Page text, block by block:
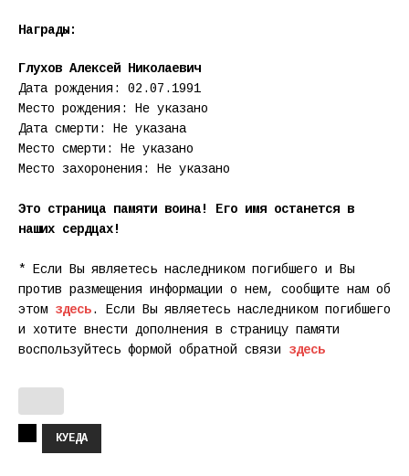
Награды:
Глухов Алексей Николаевич
Дата рождения: 02.07.1991
Место рождения: Не указано
Дата смерти: Не указана
Место смерти: Не указано
Место захоронения: Не указано
Это страница памяти воина! Его имя останется в
наших сердцах!
* Если Вы являетесь наследником погибшего и Вы
против размещения информации о нем, сообщите нам об
этом здесь. Если Вы являетесь наследником погибшего
и хотите внести дополнения в страницу памяти
воспользуйтесь формой обратной связи здесь
КУЕДА